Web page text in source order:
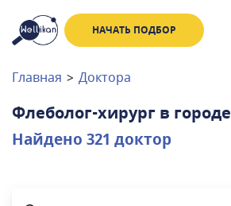
НАЧАТЬ ПОДБОР
Доктора
Клиники
Акции
Новости
Москва
Главная > Доктора
Флеболог-хирург в городе
Найдено 321 доктор